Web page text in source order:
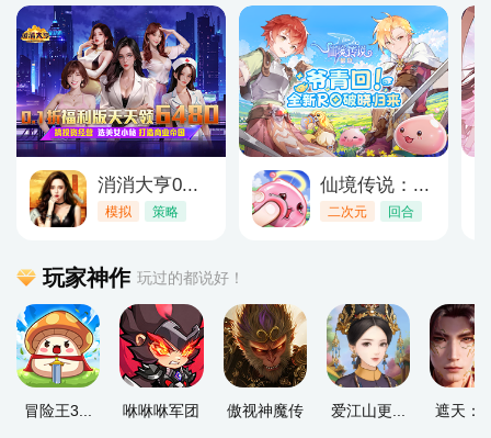
消消大亨0...
模拟 策略
仙境传说：...
二次元 回合
玩家神作 玩过的都说好！
冒险王3... 咻咻咻军团 傲视神魔传 爱江山更... 遮天：